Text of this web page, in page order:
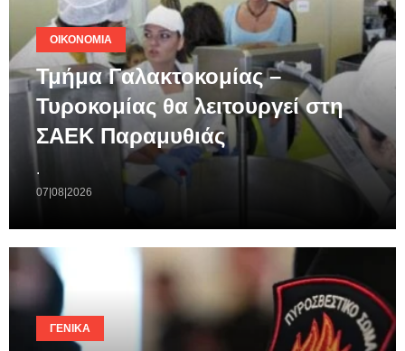
ΟΙΚΟΝΟΜΊΑ
Τμήμα Γαλακτοκομίας –
Τυροκομίας θα λειτουργεί στη
ΣΑΕΚ Παραμυθιάς
.
07|08|2026
ΓΕΝΙΚΆ